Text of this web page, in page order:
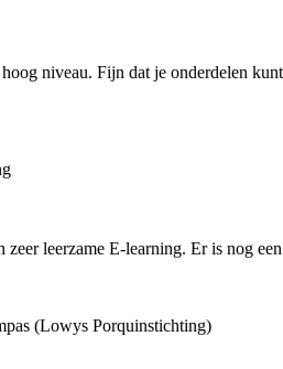
niveau. Fijn dat je onderdelen
zeer leerzame E-learning. Er is nog
(Lowys Porquinstichting)